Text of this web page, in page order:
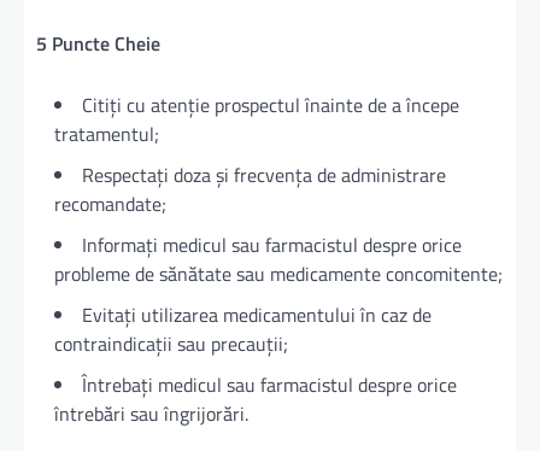
5 Puncte Cheie
Citiți cu atenție prospectul înainte de a începe
tratamentul;
Respectați doza și frecvența de administrare
recomandate;
Informați medicul sau farmacistul despre orice
probleme de sănătate sau medicamente concomitente;
Evitați utilizarea medicamentului în caz de
contraindicații sau precauții;
Întrebați medicul sau farmacistul despre orice
întrebări sau îngrijorări.